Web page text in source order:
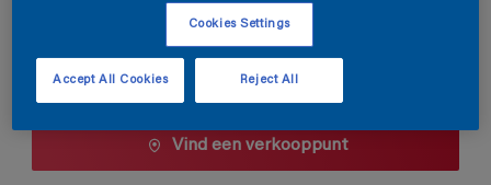
Verfcalculator
Bereken
Vind een verkooppunt
Cookies Settings
Reject All
Accept All Cookies